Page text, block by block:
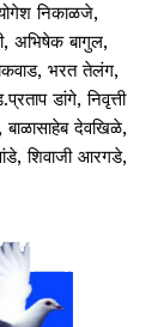
निकाळजे,
अभिषेक बागुल,
भरत तेलंग,
डांगे, निवृत्ती
देवखिळे,
शिवाजी आरगडे,